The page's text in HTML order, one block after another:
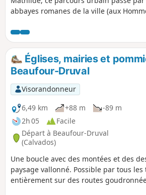
abbayes romanes de la ville (aux
ruelles et venelles, ainsi que quelques
complètent le tableau.
Églises, mairies et
Beaufour-Druval
Visorandonneur
6,49 km
+88 m
-89 m
2h 05
Facile
Départ à Beaufour-Druval
(Calvados)
Une boucle avec des montées et des
paysage vallonné. Possible par tous les
entièrement sur des routes